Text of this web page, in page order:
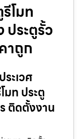
โมท
ประตูรั้ว
าถูก
ะเวศ
มท ประตู
ติดตั้งงาน